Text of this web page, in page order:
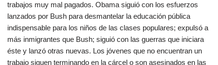
trabajos muy mal pagados. Obama siguió con los esfuerzos
lanzados por Bush para desmantelar la educación pública
indispensable para los niños de las clases populares; expulsó a
más inmigrantes que Bush; siguió con las guerras que iniciara
éste y lanzó otras nuevas. Los jóvenes que no encuentran un
trabajo siguen terminando en la cárcel o son asesinados en las